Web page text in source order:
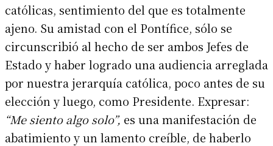
católicas, sentimiento del que es totalmente
ajeno. Su amistad con el Pontífice, sólo se
circunscribió al hecho de ser ambos Jefes de
Estado y haber logrado una audiencia arreglada
por nuestra jerarquía católica, poco antes de su
elección y luego, como Presidente. Expresar:
“Me siento algo solo”, es una manifestación de
abatimiento y un lamento creíble, de haberlo